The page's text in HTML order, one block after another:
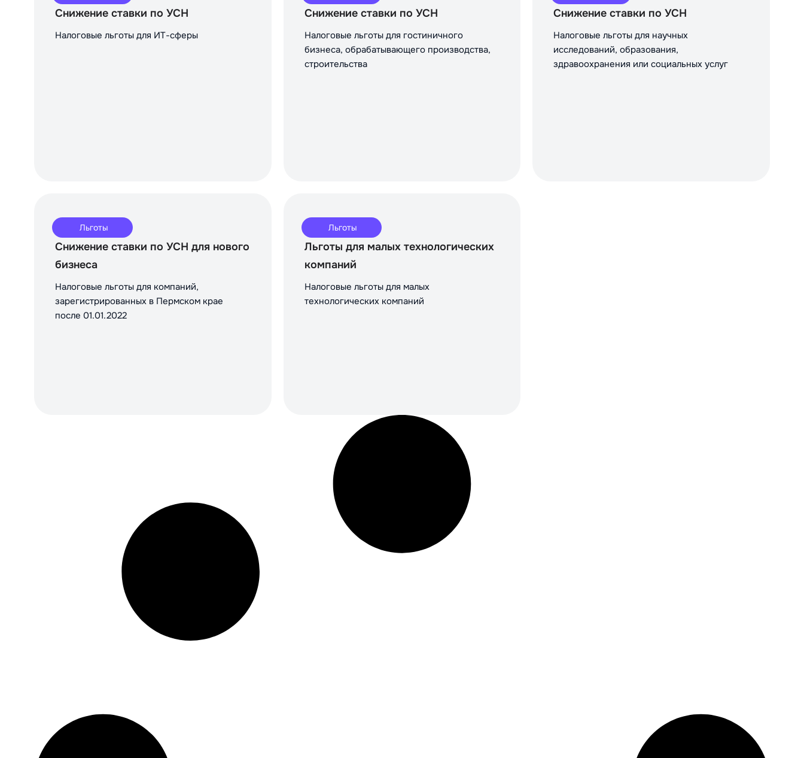
Снижение ставки по УСН
Налоговые льготы для ИТ-сферы
Снижение ставки по УСН
Налоговые льготы для гостиничного
бизнеса, обрабатывающего производства,
строительства
Снижение ставки по УСН
Налоговые льготы для научных
исследований, образования,
здравоохранения или социальных услуг
Льготы
Снижение ставки по УСН для нового
бизнеса
Налоговые льготы для компаний,
зарегистрированных в Пермском крае
после 01.01.2022
Льготы
Льготы для малых технологических
компаний
Налоговые льготы для малых
технологических компаний